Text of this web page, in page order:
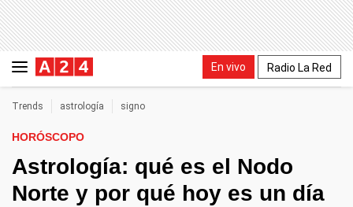
En vivo Radio La Red
Trends astrología signo
HORÓSCOPO
Astrología: qué es el Nodo
Norte y por qué hoy es un día